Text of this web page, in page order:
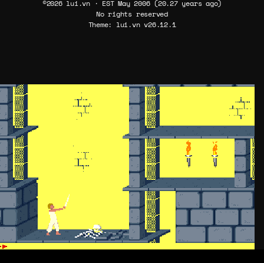
©2026 lui.vn · EST May 2006 (20.27 years ago)
No rights reserved
Theme: lui.vn v26.12.1